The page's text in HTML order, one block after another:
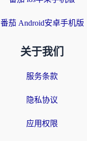
番茄 Android安卓手机版
关于我们
服务条款
隐私协议
应用权限